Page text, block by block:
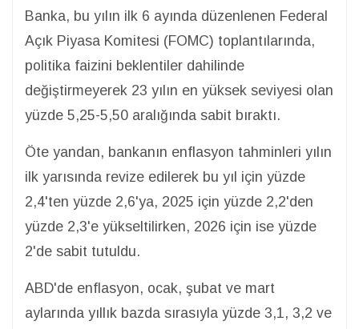
Banka, bu yılın ilk 6 ayında düzenlenen Federal
Açık Piyasa Komitesi (FOMC) toplantılarında,
politika faizini beklentiler dahilinde
değiştirmeyerek 23 yılın en yüksek seviyesi olan
yüzde 5,25-5,50 aralığında sabit bıraktı.
Öte yandan, bankanın enflasyon tahminleri yılın
ilk yarısında revize edilerek bu yıl için yüzde
2,4'ten yüzde 2,6'ya, 2025 için yüzde 2,2'den
yüzde 2,3'e yükseltilirken, 2026 için ise yüzde
2'de sabit tutuldu.
ABD'de enflasyon, ocak, şubat ve mart
aylarında yıllık bazda sırasıyla yüzde 3,1, 3,2 ve